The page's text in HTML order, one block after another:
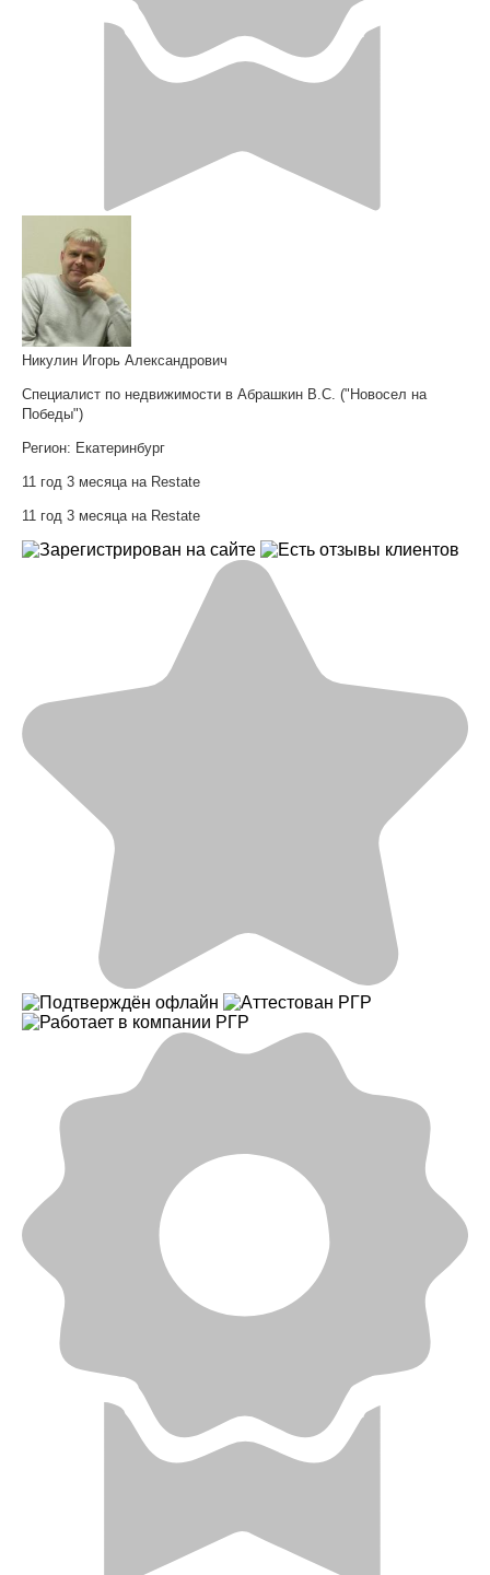
Никулин Игорь Александрович
Специалист по недвижимости в Абрашкин В.С. ("Новосел на
Победы")
Регион: Екатеринбург
11 год 3 месяца на Restate
11 год 3 месяца на Restate